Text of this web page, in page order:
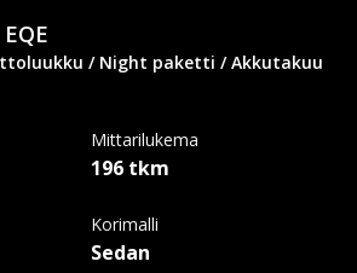
EQE
/ Night paketti / Akkutakuu
Mittarilukema
196 tkm
Korimalli
Sedan